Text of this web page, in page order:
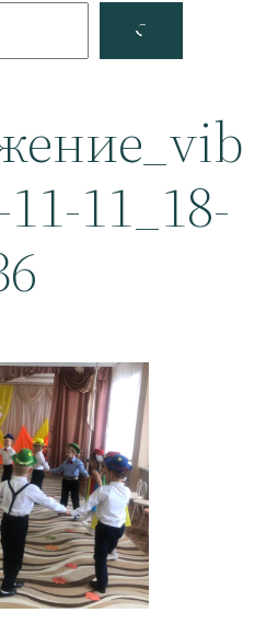
Facebook
11_18-